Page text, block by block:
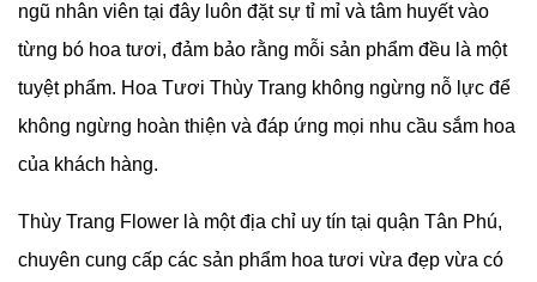
ngũ nhân viên tại đây luôn đặt sự tỉ mỉ và tâm huyết vào
từng bó hoa tươi, đảm bảo rằng mỗi sản phẩm đều là một
tuyệt phẩm. Hoa Tươi Thùy Trang không ngừng nỗ lực để
không ngừng hoàn thiện và đáp ứng mọi nhu cầu sắm hoa
của khách hàng.
Thùy Trang Flower là một địa chỉ uy tín tại quận Tân Phú,
chuyên cung cấp các sản phẩm hoa tươi vừa đẹp vừa có